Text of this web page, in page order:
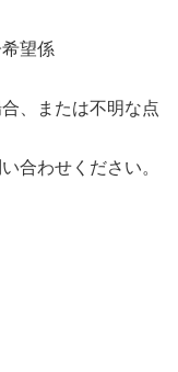
望係
、または不明な点
合わせください。